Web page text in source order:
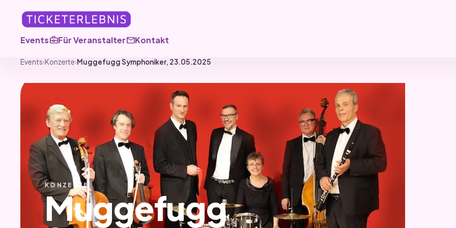
Eventsbusiness_centerFür VeranstaltermailKontakt
Events›Konzerte›Muggefugg Symphoniker, 23.05.2025
KONZERTE
Muggefugg